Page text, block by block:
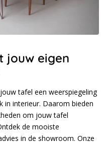
jouw eigen
tafel een weerspiegeling
in interieur. Daarom bieden
om jouw tafel
de mooiste
in de showroom. Onze